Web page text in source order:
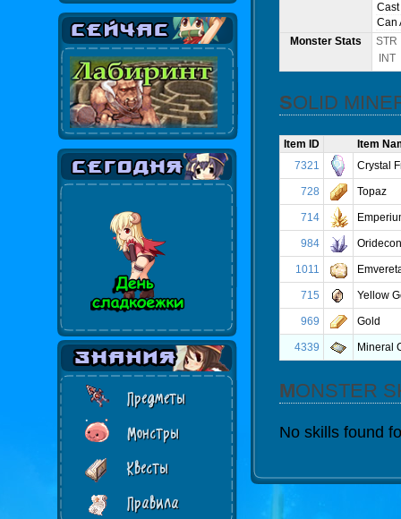
Предметы
Монстры
Квесты
Правила
Can
Monster Stats
STR
INT
SOLID
Item ID
Item
7321
Crystal
728 Topaz
714
984 Oridecon
1011
715 Yellow
969 Gold
4339 Mineral
MONSTER
No skills found